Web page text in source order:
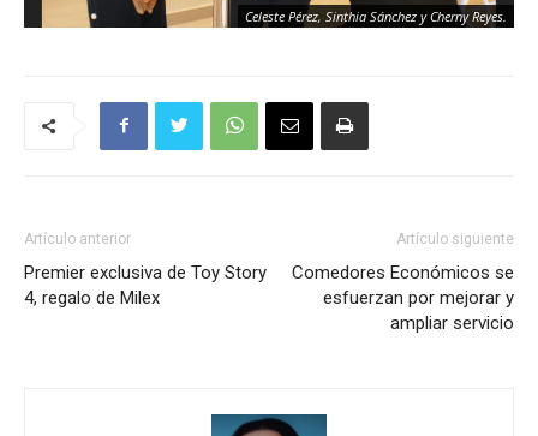
Celeste Pérez, Sinthia Sánchez y Cherny Reyes.
Artículo anterior
Premier exclusiva de Toy Story
4, regalo de Milex
Artículo siguiente
Comedores Económicos se
esfuerzan por mejorar y
ampliar servicio